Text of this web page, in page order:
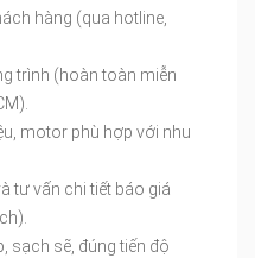
hàng (qua hotline,
trình (hoàn toàn miễn
motor phù hợp với nhu
tư vấn chi tiết báo giá
sạch sẽ, đúng tiến độ